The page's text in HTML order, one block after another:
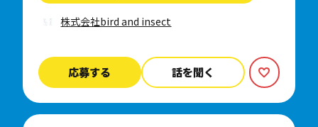
株式会社bird and insect
応募する 話を聞く